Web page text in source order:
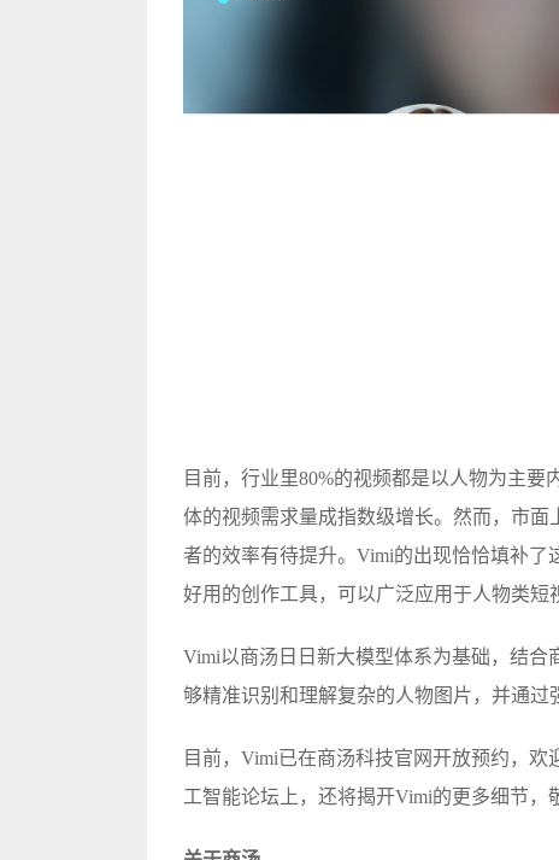
目前，行业里80%的视频都是以人物为主
体的视频需求量成指数级增长。然而，市
者的效率有待提升。Vimi的出现恰恰填补了
好用的创作工具，可以广泛应用于人物类短
Vimi以商汤日日新大模型体系为基础，结
够精准识别和理解复杂的人物图片，并通过
目前，Vimi已在商汤科技官网开放预约，欢
工智能论坛上，还将揭开Vimi的更多细节，